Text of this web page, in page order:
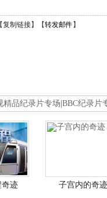
【复制链接】【转发邮件 】
精品纪录片专场 BBC纪录片
奇迹 子宫内的奇迹